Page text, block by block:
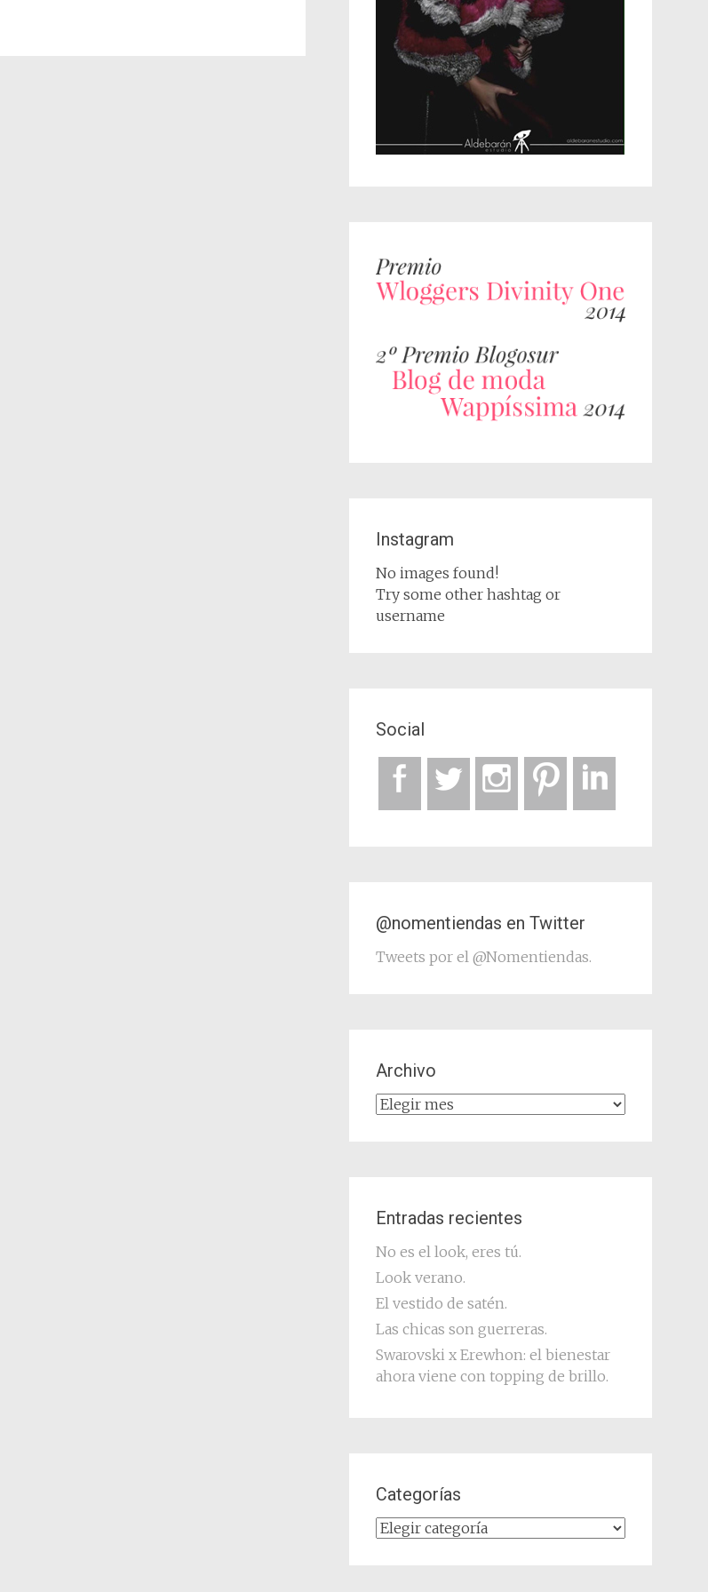
Instagram
No images found!
Try some other hashtag or
username
Social
@nomentiendas en Twitter
Tweets por el @Nomentiendas.
Archivo
Archivo
Entradas recientes
No es el look, eres tú.
Look verano.
El vestido de satén.
Las chicas son guerreras.
Swarovski x Erewhon: el bienestar
ahora viene con topping de brillo.
Categorías
Categorías